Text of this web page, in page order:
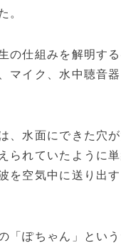
。
仕組みを解明す
マイク、水中聴音
水面にできた穴
られていたように
を空気中に送り出
ぽちゃん」とい